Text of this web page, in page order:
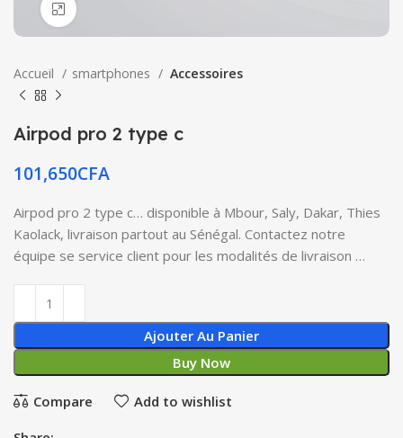
Accueil smartphones Accessoires
Airpod pro 2 type c
101,650CFA
Airpod pro 2 type c… disponible à Mbour, Saly, Dakar, Thies
Kaolack, livraison partout au Sénégal. Contactez notre
équipe se service client pour les modalités de livraison …
Ajouter Au Panier
Buy Now
Compare Add to wishlist